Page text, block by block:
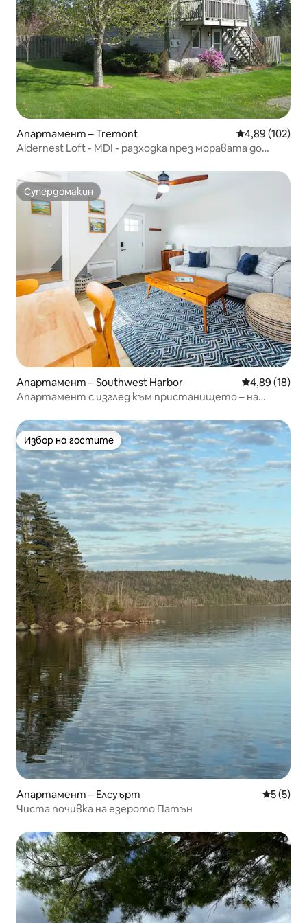
Апартамент – Tremont Средна
4,89 (102)
Aldernest Loft - MDI - разходка през моравата до
Супердомакин
Супердомакин
Апартамент – Southwest Harbor Средна
4,89 (18)
Апартамент с изглед към пристанището – на
Избор на гостите
Избор на гостите
Апартамент – Елсуърт Средна
5 (5)
Чиста почивка на езерото Патън